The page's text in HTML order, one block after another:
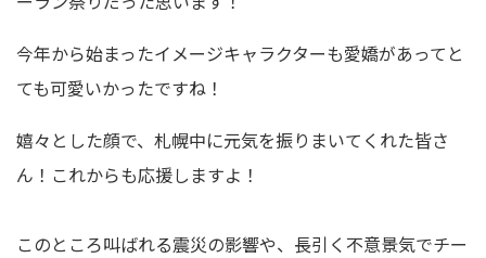
今年から始まったイメージキャラクターも愛嬌があってと
ても可愛いかったですね！
嬉々とした顔で、札幌中に元気を振りまいてくれた皆さ
ん！これからも応援しますよ！
このところ叫ばれる震災の影響や、長引く不意景気でチー